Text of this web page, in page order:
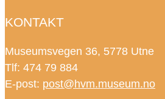
KONTAKT
Museumsvegen 36, 5778 Utne
Tlf: 474 79 884
E-post: post@hvm.museum.no